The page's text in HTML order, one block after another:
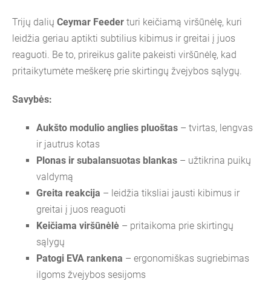
Trijų dalių Ceymar Feeder turi keičiamą viršūnėlę, kuri
leidžia geriau aptikti subtilius kibimus ir greitai į juos
reaguoti. Be to, prireikus galite pakeisti viršūnėlę, kad
pritaikytumėte meškerę prie skirtingų žvejybos sąlygų.
Savybės:
Aukšto modulio anglies pluoštas – tvirtas, lengvas
ir jautrus kotas
Plonas ir subalansuotas blankas – užtikrina puikų
valdymą
Greita reakcija – leidžia tiksliai jausti kibimus ir
greitai į juos reaguoti
Keičiama viršūnėlė – pritaikoma prie skirtingų
sąlygų
Patogi EVA rankena – ergonomiškas sugriebimas
ilgoms žvejybos sesijoms